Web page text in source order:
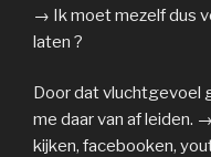
→ Ik moet mezelf dus
laten ?
Door dat vluchtgevoel
me daar van af leiden.
kijken, facebooken,